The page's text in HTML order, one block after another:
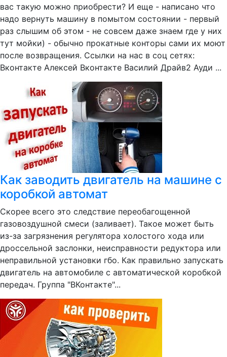
вас такую можно приобрести? И еще - написано что
надо вернуть машину в помытом состоянии - первый
раз слышим об этом - не совсем даже знаем где у них
тут мойки) - обычно прокатные конторы сами их моют
после возвращения. Ссылки на нас в соц сетях:
Вконтакте Алексей Вконтакте Василий Драйв2 Ауди ...
Как заводить двигатель на машине с
коробкой автомат
Скорее всего это следствие переобагощенной
газовоздушной смеси (заливает). Такое может быть
из-за загрязнения регулятора холостого хода или
дроссельной заслонки, неисправности редуктора или
неправильной установки гбо. Как правильно запускать
двигатель на автомобиле с автоматической коробкой
передач. Группа "ВКонтакте"...